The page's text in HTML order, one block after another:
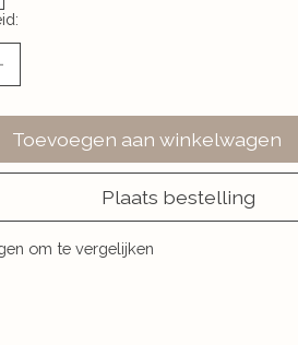
Toevoegen aan winkelwagen
Plaats bestelling
om te vergelijken